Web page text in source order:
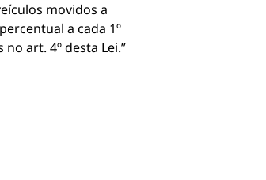
movidos a
a cada 1º
art. 4º desta Lei.”